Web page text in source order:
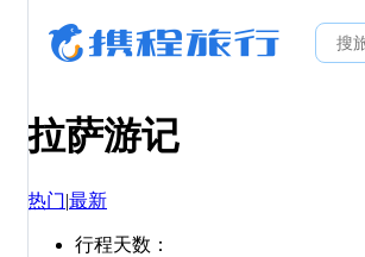
拉萨游记
热门|最新
行程天数 ：